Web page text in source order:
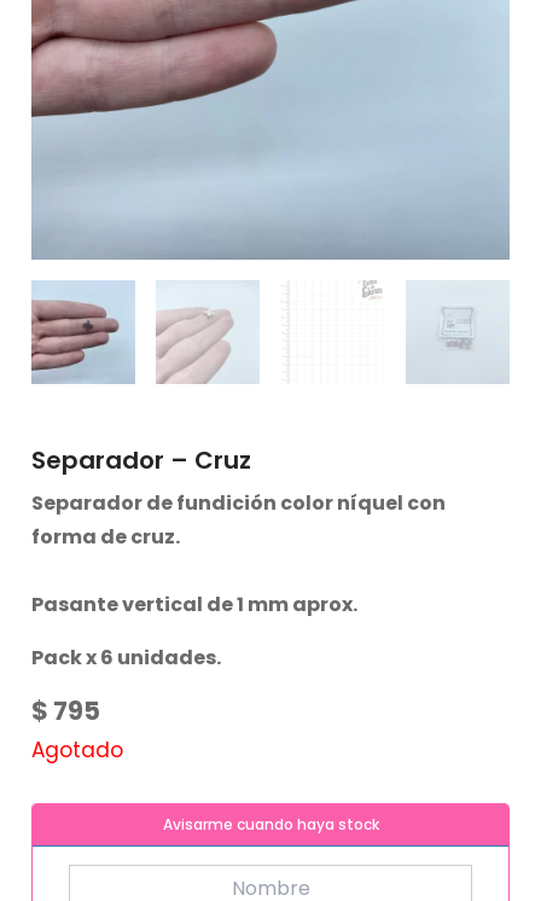
Separador – Cruz
Separador de fundición color níquel con
forma de cruz.
Pasante vertical de 1 mm aprox.
Pack x 6 unidades.
$ 795
Agotado
Avisarme cuando haya stock